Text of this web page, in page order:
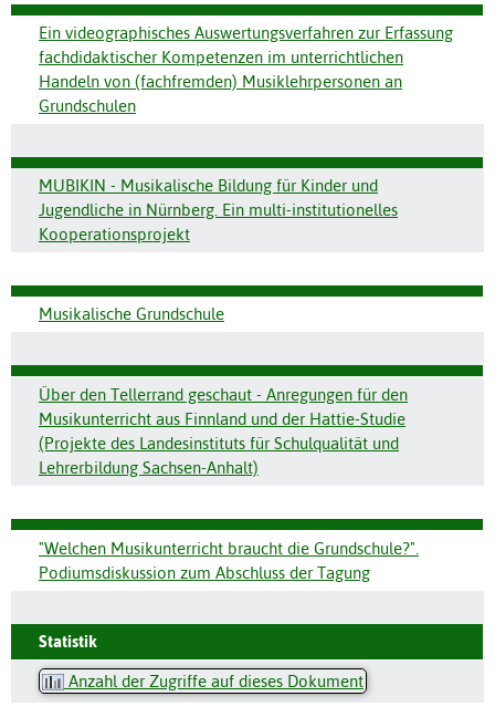
Ein videographisches Auswertungsverfahren zur Erfassung
fachdidaktischer Kompetenzen im unterrichtlichen
Handeln von (fachfremden) Musiklehrpersonen an
Grundschulen
MUBIKIN - Musikalische Bildung für Kinder und
Jugendliche in Nürnberg. Ein multi-institutionelles
Kooperationsprojekt
Musikalische Grundschule
Über den Tellerrand geschaut - Anregungen für den
Musikunterricht aus Finnland und der Hattie-Studie
(Projekte des Landesinstituts für Schulqualität und
Lehrerbildung Sachsen-Anhalt)
"Welchen Musikunterricht braucht die Grundschule?".
Podiumsdiskussion zum Abschluss der Tagung
Statistik
Anzahl der Zugriffe auf dieses Dokument